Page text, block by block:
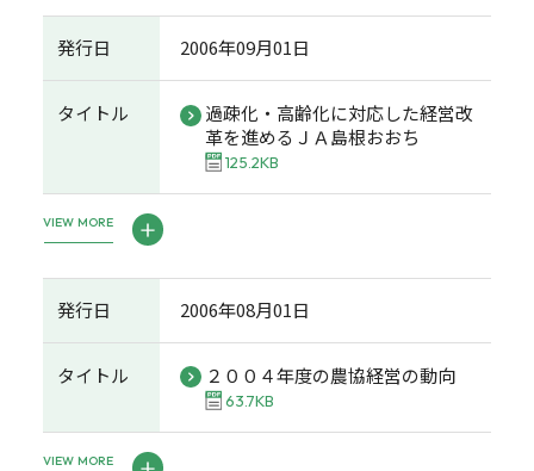
発行日 2006年09月01日
タイトル
過疎化・高齢化に対応した経営改
革を進めるＪＡ島根おおち
125.2KB
VIEW MORE
発行日 2006年08月01日
タイトル ２００４年度の農協経営の動向
63.7KB
VIEW MORE